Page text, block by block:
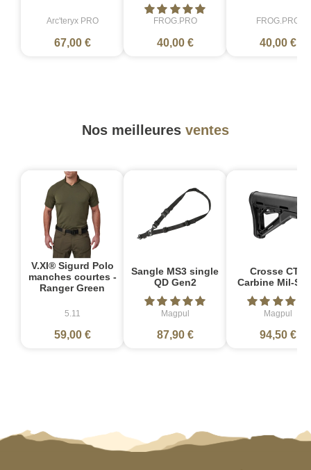
Arc'teryx PRO
67,00 €
FROG.PRO
40,00 €
FROG.PRO
40,00 €
Nos meilleures ventes
V.XI® Sigurd Polo
manches courtes -
Ranger Green
5.11
59,00 €
Sangle MS3 single
QD Gen2
Magpul
87,90 €
Crosse CTR
Carbine Mil-
Magpul
94,50 €